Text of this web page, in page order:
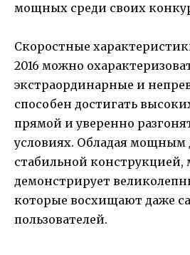
мощных среди своих
Скоростные
2016 можно
экстраординарные и
способен достигать
прямой и уверенно
условиях. Обладая мощным
стабильной конструкцией,
демонстрирует
которые восхищают даже
пользователей.